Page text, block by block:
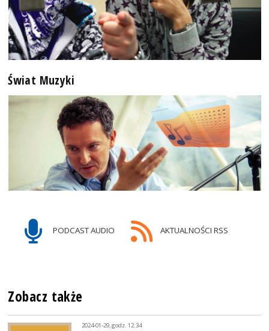
Świat Muzyki
PODCAST AUDIO AKTUALNOŚCI RSS
Zobacz także
2024-01-29, godz. 12:34